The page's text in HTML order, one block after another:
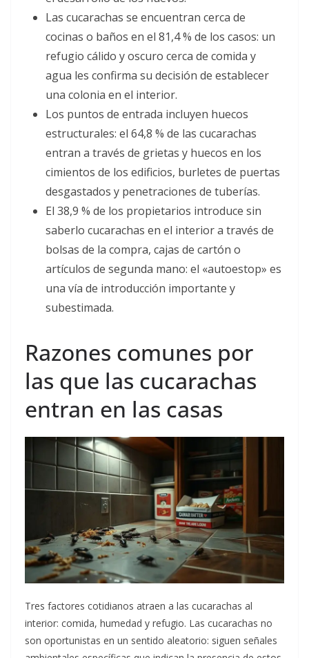
Las cucarachas se encuentran cerca de
cocinas o baños en el 81,4 % de los casos: un
refugio cálido y oscuro cerca de comida y
agua les confirma su decisión de establecer
una colonia en el interior.
Los puntos de entrada incluyen huecos
estructurales: el 64,8 % de las cucarachas
entran a través de grietas y huecos en los
cimientos de los edificios, burletes de puertas
desgastados y penetraciones de tuberías.
El 38,9 % de los propietarios introduce sin
saberlo cucarachas en el interior a través de
bolsas de la compra, cajas de cartón o
artículos de segunda mano: el «autoestop» es
una vía de introducción importante y
subestimada.
Razones comunes por
las que las cucarachas
entran en las casas
Tres factores cotidianos atraen a las cucarachas al
interior: comida, humedad y refugio. Las cucarachas no
son oportunistas en un sentido aleatorio: siguen señales